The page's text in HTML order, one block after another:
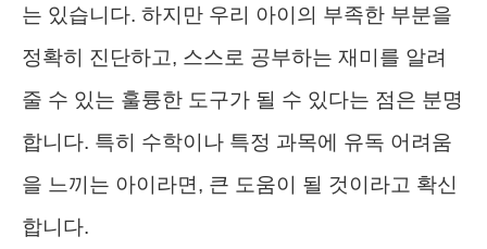
는 있습니다. 하지만 우리 아이의 부족한 부분을
정확히 진단하고, 스스로 공부하는 재미를 알려
줄 수 있는 훌륭한 도구가 될 수 있다는 점은 분명
합니다. 특히 수학이나 특정 과목에 유독 어려움
을 느끼는 아이라면, 큰 도움이 될 것이라고 확신
합니다.